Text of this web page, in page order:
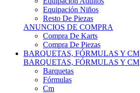
Equipación Niños
Resto De Piezas
ANUNCIOS DE COMPRA
Compra De Karts
Compra De Piezas
BARQUETAS, FÓRMULAS Y CM
BARQUETAS, FÓRMULAS Y CM
Barquetas
Fórmulas
Cm